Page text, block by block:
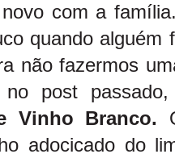
com a
quando alguém
não fazermos
no post
Vinho Branco.
adocicado do